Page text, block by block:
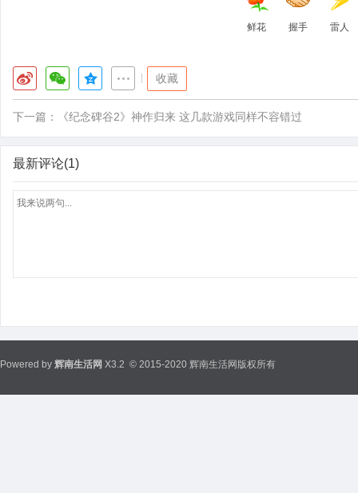
鲜花 握手 雷人
收藏
下一篇： 《纪念碑谷2》神作归来 这几款游戏同样不容错过
最新评论(1)
Powered by 辉南生活网 X3.2 © 2015-2020 辉南生活网版权所有